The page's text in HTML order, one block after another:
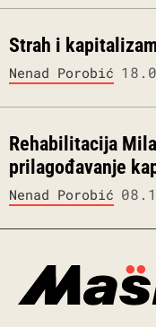
Strah i
Nenad Porobić
Rehabilitacija
prilagođavanje
Nenad Porobić